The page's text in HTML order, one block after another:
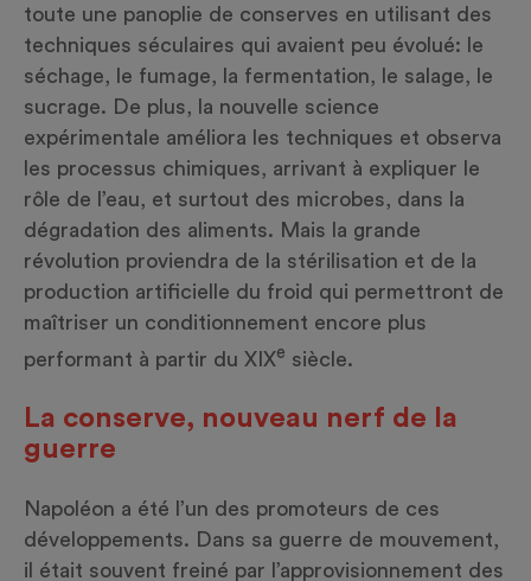
toute une panoplie de conserves en utilisant des
techniques séculaires qui avaient peu évolué: le
séchage, le fumage, la fermentation, le salage, le
sucrage. De plus, la nouvelle science
expérimentale améliora les techniques et observa
les processus chimiques, arrivant à expliquer le
rôle de l’eau, et surtout des microbes, dans la
dégradation des aliments. Mais la grande
révolution proviendra de la stérilisation et de la
production artificielle du froid qui permettront de
maîtriser un conditionnement encore plus
performant à partir du XIXe siècle.
La conserve, nouveau nerf de la
guerre
Napoléon a été l’un des promoteurs de ces
développements. Dans sa guerre de mouvement,
il était souvent freiné par l’approvisionnement des